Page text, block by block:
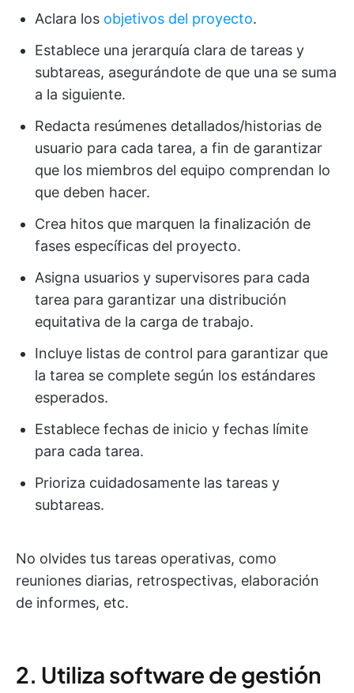
Aclara los objetivos del proyecto.
Establece una jerarquía clara de tareas y
subtareas, asegurándote de que una se suma
a la siguiente.
Redacta resúmenes detallados/historias de
usuario para cada tarea, a fin de garantizar
que los miembros del equipo comprendan lo
que deben hacer.
Crea hitos que marquen la finalización de
fases específicas del proyecto.
Asigna usuarios y supervisores para cada
tarea para garantizar una distribución
equitativa de la carga de trabajo.
Incluye listas de control para garantizar que
la tarea se complete según los estándares
esperados.
Establece fechas de inicio y fechas límite
para cada tarea.
Prioriza cuidadosamente las tareas y
subtareas.
No olvides tus tareas operativas, como
reuniones diarias, retrospectivas, elaboración
de informes, etc.
2. Utiliza software de gestión